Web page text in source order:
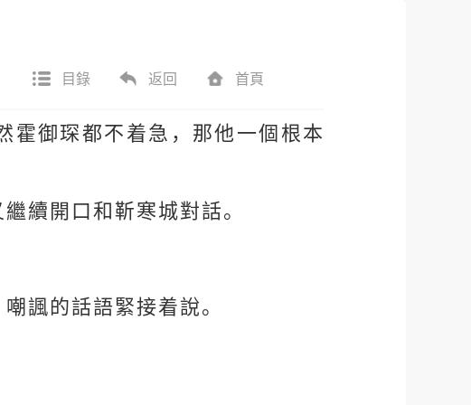
目錄 返回 首頁
霍御琛都不着急，那他一個根本
續開口和靳寒城對話。
諷的話語緊接着說。